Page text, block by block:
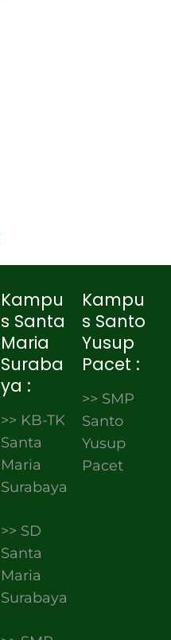
Kampu
s Santa
Maria
Suraba
ya :
>> KB-TK
Santa
Maria
Surabaya
>> SD
Santa
Maria
Surabaya
Kampu
s Santo
Yusup
Pacet :
>> SMP
Santo
Yusup
Pacet